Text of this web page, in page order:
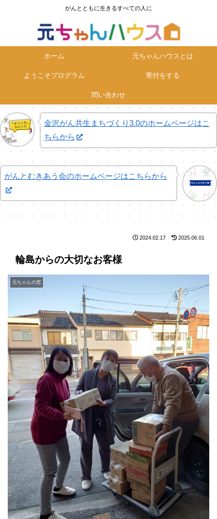
がんとともに生きるすべての人に
ホーム 元ちゃんハウスとは
ようこそプログラム 寄付をする
問い合わせ
金沢がん共生まちづくり3.0のホームページはこ
ちらから
がんとむきあう会のホームページはこちらから
輪島からの大切なお客様
元ちゃんの窓
2024.02.17 2025.06.01